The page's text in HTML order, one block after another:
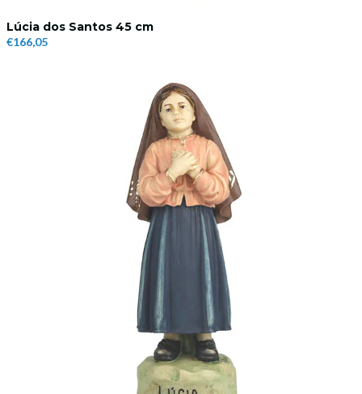
Lúcia dos Santos 45 cm
€166,05